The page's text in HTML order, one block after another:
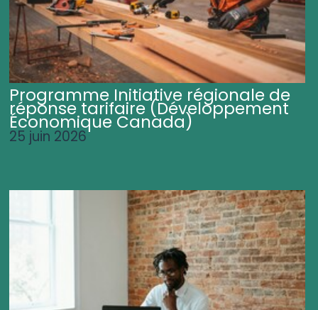
Programme Initiative régionale de
réponse tarifaire (Développement
Économique Canada)
25 juin 2026